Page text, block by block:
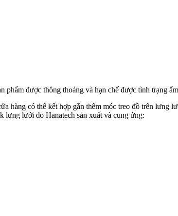
được thông thoáng và hạn chế được tình trạng
có thể kết hợp gắn thêm móc treo đồ trên lưng
lưng lưới do Hanatech sản xuất và cung ứng: